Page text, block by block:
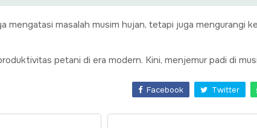
mengatasi masalah musim hujan, tetapi juga mengurangi
petani di era modern. Kini, menjemur padi di
Facebook Twitter